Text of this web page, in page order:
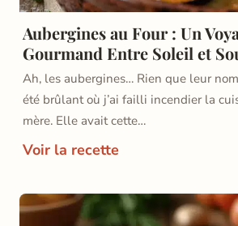
Aubergines au Four : Un
Gourmand Entre Soleil et
Ah, les aubergines… Rien que leur
été brûlant où j’ai failli incendier la
mère. Elle avait cette…
Voir la recette